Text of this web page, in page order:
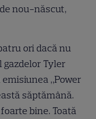
nou-născut,
ori dacă nu
gazdelor Tyler
„Power
săptămână.
bine. Toată